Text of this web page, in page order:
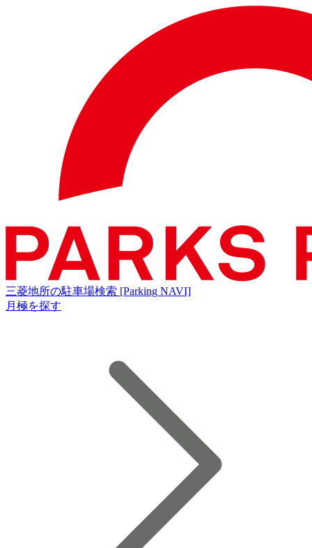
三菱地所の駐車場検索 [Parking NAVI]
月極を探す